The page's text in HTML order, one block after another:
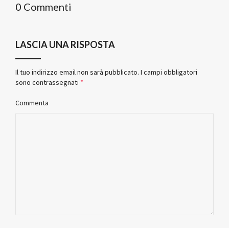
0 Commenti
LASCIA UNA RISPOSTA
Il tuo indirizzo email non sarà pubblicato. I campi obbligatori
sono contrassegnati *
Commenta